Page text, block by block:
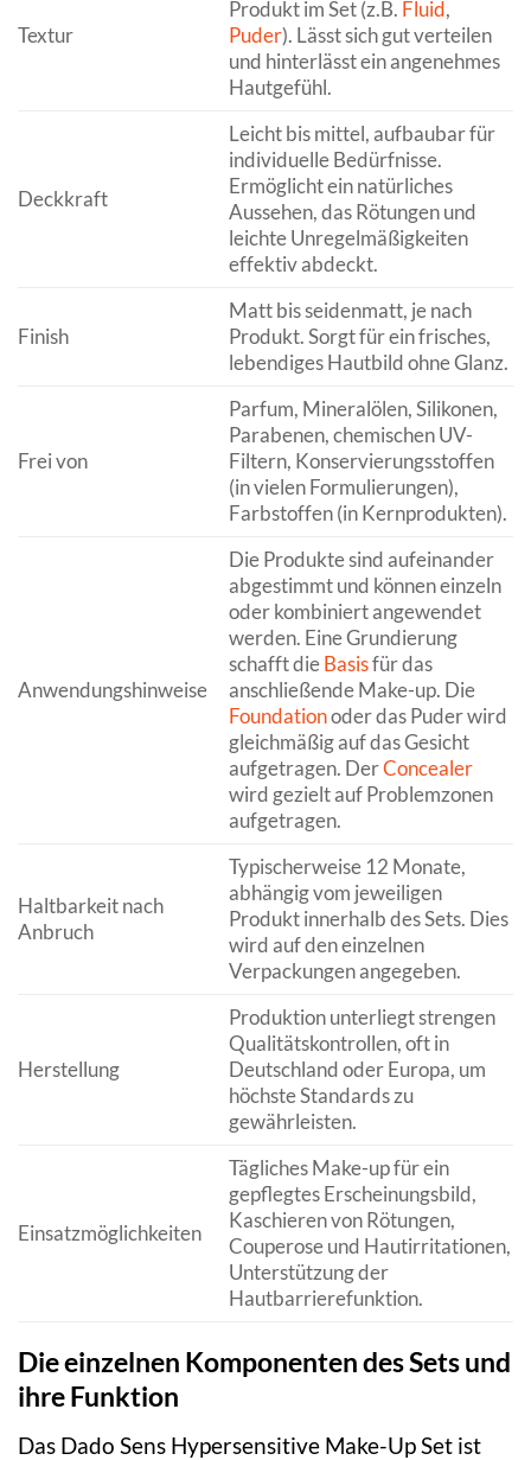
Textur
Produkt im Set (z.B. Fluid,
Puder). Lässt sich gut verteilen
und hinterlässt ein angenehmes
Hautgefühl.
Deckkraft
Leicht bis mittel, aufbaubar für
individuelle Bedürfnisse.
Ermöglicht ein natürliches
Aussehen, das Rötungen und
leichte Unregelmäßigkeiten
effektiv abdeckt.
Finish
Matt bis seidenmatt, je nach
Produkt. Sorgt für ein frisches,
lebendiges Hautbild ohne Glanz.
Frei von
Parfum, Mineralölen, Silikonen,
Parabenen, chemischen UV-
Filtern, Konservierungsstoffen
(in vielen Formulierungen),
Farbstoffen (in Kernprodukten).
Anwendungshinweise
Die Produkte sind aufeinander
abgestimmt und können einzeln
oder kombiniert angewendet
werden. Eine Grundierung
schafft dieBasisfür das
anschließende Make-up. Die
Foundationoder das Puder wird
gleichmäßig auf das Gesicht
aufgetragen. DerConcealer
wird gezielt auf Problemzonen
aufgetragen.
Haltbarkeit nach
Anbruch
Typischerweise 12 Monate,
abhängig vom jeweiligen
Produkt innerhalb des Sets. Dies
wird auf den einzelnen
Verpackungen angegeben.
Herstellung
Produktion unterliegt strengen
Qualitätskontrollen, oft in
Deutschland oder Europa, um
höchste Standards zu
gewährleisten.
Einsatzmöglichkeiten
Tägliches Make-up für ein
gepflegtes Erscheinungsbild,
Kaschieren von Rötungen,
Couperose und Hautirritationen,
Unterstützung der
Hautbarrierefunktion.
Die einzelnen Komponenten des Sets und
ihre Funktion
Das Dado Sens Hypersensitive Make-Up Set ist